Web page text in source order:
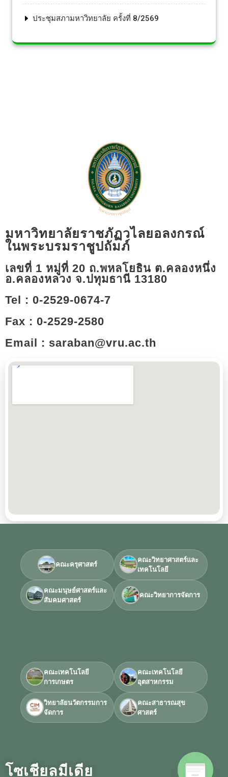
ประชุมสภามหาวิทยาลัย ครั้งที่ 8/2569
มหาวิทยาลัยราชภัฏวไลยอลงกรณ์
ในพระบรมราชูปถัมภ์
เลขที่ 1 หมู่ที่ 20 ถ.พหลโยธิน ต.คลองหนึ่ง
อ.คลองหลวง จ.ปทุมธานี 13180​
Tel : 0-2529-0674-7
Fax : 0-2529-2580
Email : saraban@vru.ac.th​
คณะครุศาสตร์
คณะวิทยาศาสตร์และ
เทคโนโลยี
คณะมนุษย์ศาสตร์และ
สัมคมศาสตร์
คณะวิทยาการจัดการ
คณะเทคโนโลยี
การเกษตร
คณะเทคโนโลยี
อุตสาหกรรม
วิทยาลัยนวัตกรรมการ
จัดการ
คณะสาธารณสุข
ศาสตร์
โซเชียลมีเดีย